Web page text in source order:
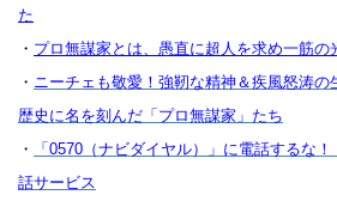
た
・ プロ無謀家とは、愚直に超人を求め一筋の
・ ニーチェも敬愛！強靭な精神＆疾風怒涛の
歴史に名を刻んだ「プロ無謀家」たち
・
「0570（ナビダイヤル）」に電話するな
話サービス